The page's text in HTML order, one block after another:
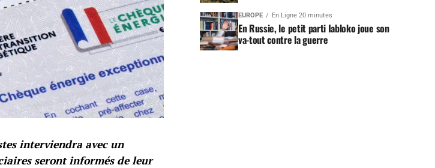
interviendra avec un
seront informés de leur
EUROPE En Ligne 20 minutes
En Russie, le petit parti Iabloko joue son
va-tout contre la guerre